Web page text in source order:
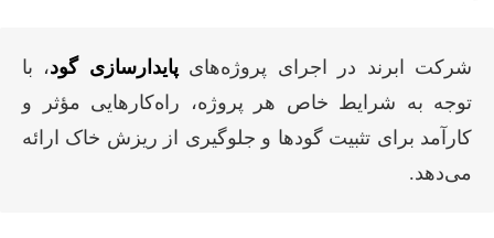
شرکت ابرند در اجرای پروژه‌هایپایدارسازی گود، با
توجه به شرایط خاص هر پروژه، راه‌کارهایی مؤثر و
کارآمد برای تثبیت گودها و جلوگیری از ریزش خاک ارائه
می‌دهد.